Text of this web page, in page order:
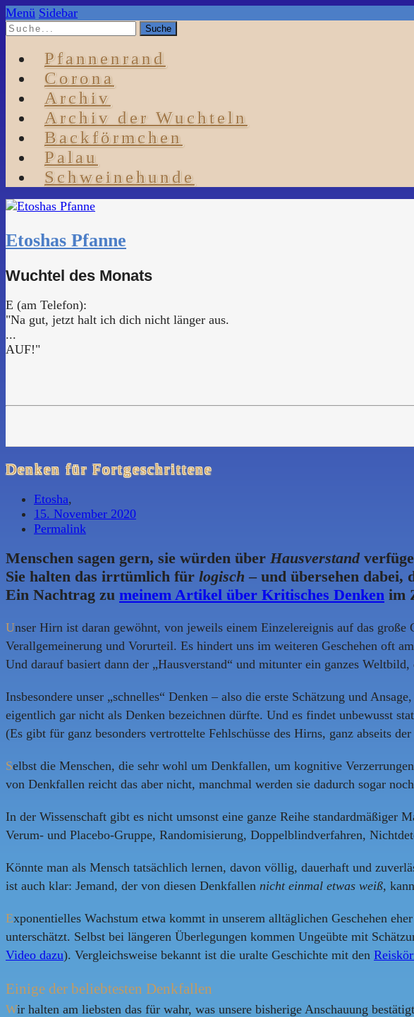
Menü Sidebar
Pfannenrand
Corona
Archiv
Archiv der Wuchteln
Backförmchen
Palau
Schweinehunde
Etoshas Pfanne
Wuchtel des Monats
E (am Telefon):
"Na gut, jetzt halt ich dich nicht länger aus.
...
AUF!"
Denken für Fortgeschrittene
Etosha,
15. November 2020
Permalink
Menschen sagen gern, sie würden über Hausverstand
Sie halten das irrtümlich für logisch– und übersehen dabei,
Ein Nachtrag zu meinem Artikel über Kritisches Denken im
Unser Hirn ist daran gewöhnt, von jeweils einem Einzelereignis auf das
Verallgemeinerung und Vorurteil. Es hindert uns im weiteren Geschehen oft
Und darauf basiert dann der „Hausverstand“ und mitunter ein ganzes
Insbesondere unser „schnelles“ Denken – also die erste Schätzung und
eigentlich gar nicht als Denken bezeichnen dürfte. Und es findet unbewusst
(Es gibt für ganz besonders vertrottelte Fehlschüsse des Hirns, ganz abseits
Selbst die Menschen, die sehr wohl um Denkfallen, um kognitive
von Denkfallen reicht das aber nicht, manchmal werden sie dadurch sogar
In der Wissenschaft gibt es nicht umsonst eine ganze Reihe standardmäßiger
Verum- und Placebo-Gruppe, Randomisierung, Doppelblindverfahren,
Könnte man als Mensch tatsächlich lernen, davon völlig, dauerhaft und
ist auch klar: Jemand, der von diesen Denkfallen nicht einmal etwas weiß,
Exponentielles Wachstum etwa kommt in unserem alltäglichen Geschehen
unterschätzt. Selbst bei längeren Überlegungen kommen Ungeübte mit
Video dazu). Vergleichsweise bekannt ist die uralte Geschichte mit den
Einige der beliebtesten Denkfallen
Wir halten am liebsten das für wahr, was unsere bisherige Anschauung